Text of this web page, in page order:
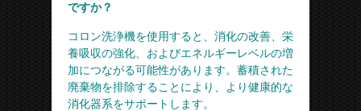
ですか？
コロン洗浄機を使用すると、消化の改善、栄
養吸収の強化、およびエネルギーレベルの増
加につながる可能性があります。蓄積された
廃棄物を排除することにより、より健康的な
消化器系をサポートします。